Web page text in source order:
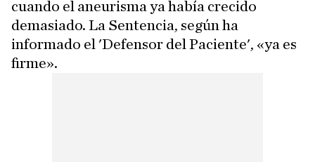
cuando el aneurisma ya había crecido
demasiado. La Sentencia, según ha
informado el 'Defensor del Paciente', «ya es
firme».